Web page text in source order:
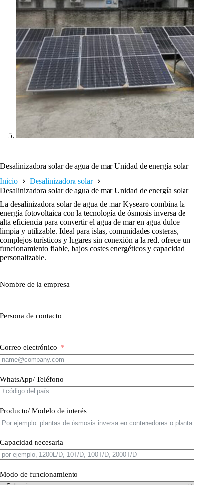
Desalinizadora solar de agua de mar Unidad de energía solar
Inicio
Desalinizadora solar
Desalinizadora solar de agua de mar Unidad de energía solar
La desalinizadora solar de agua de mar Kysearo combina la
energía fotovoltaica con la tecnología de ósmosis inversa de
alta eficiencia para convertir el agua de mar en agua dulce
limpia y utilizable. Ideal para islas, comunidades costeras,
complejos turísticos y lugares sin conexión a la red, ofrece un
funcionamiento fiable, bajos costes energéticos y capacidad
personalizable.
Nombre de la empresa
Persona de contacto
Correo electrónico
WhatsApp/ Teléfono
Producto/ Modelo de interés
Capacidad necesaria
Modo de funcionamiento